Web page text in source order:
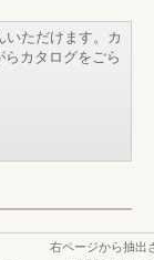
いただけます。カ
カタログをごら
右ページから抽出